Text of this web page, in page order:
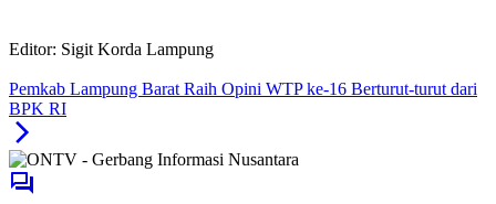
Editor: Sigit Korda Lampung
Pemkab Lampung Barat Raih Opini WTP ke-16 Berturut-turut dari
BPK RI